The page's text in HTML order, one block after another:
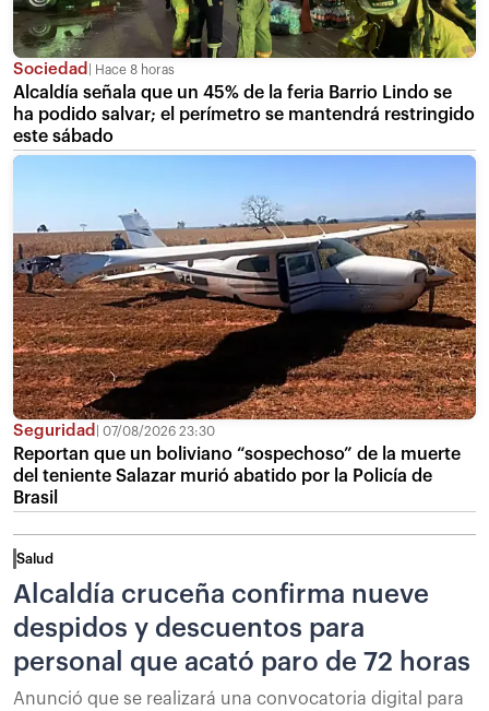
Sociedad Hace 8 horas
Alcaldía señala que un 45% de la feria Barrio Lindo se
ha podido salvar; el perímetro se mantendrá restringido
este sábado
Seguridad 07/08/2026 23:30
Reportan que un boliviano “sospechoso” de la muerte
del teniente Salazar murió abatido por la Policía de
Brasil
Salud
Alcaldía cruceña confirma nueve
despidos y descuentos para
personal que acató paro de 72 horas
Anunció que se realizará una convocatoria digital para